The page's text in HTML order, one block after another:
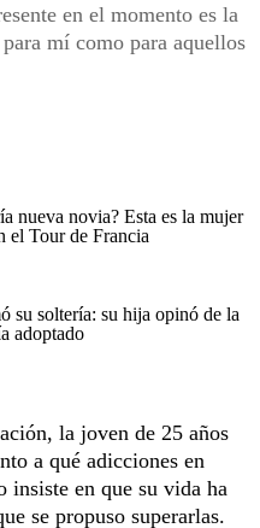
en el momento es la
mí como para aquellos
nueva novia? Esta es la mujer
el Tour de Francia
su soltería: su hija opinó de la
adoptado
la joven de 25 años
a qué adicciones en
insiste en que su vida ha
se propuso superarlas.